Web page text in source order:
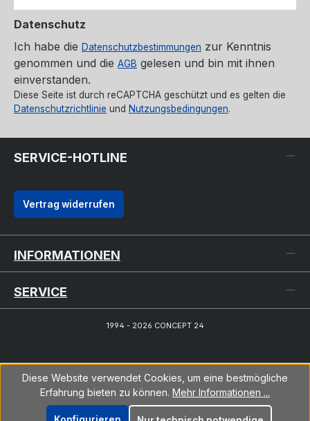
Datenschutz
Ich habe die Datenschutzbestimmungen zur Kenntnis
genommen und die AGB gelesen und bin mit ihnen
einverstanden.
Diese Seite ist durch reCAPTCHA geschützt und es gelten die
Datenschutzrichtlinie und Nutzungsbedingungen.
SERVICE-HOTLINE
Vertrag widerrufen
INFORMATIONEN
SERVICE
1994 - 2026 CONCEPT 24
Diese Website verwendet Cookies, um eine bestmögliche
Erfahrung bieten zu können. Mehr Informationen ...